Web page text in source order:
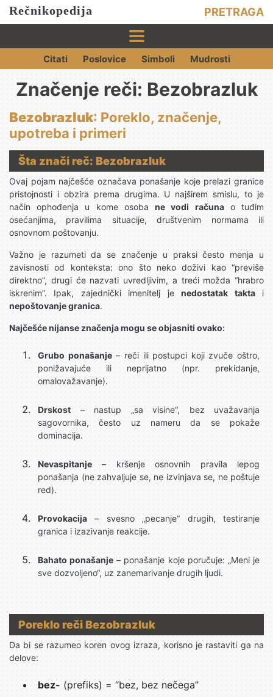
Rečnikopedija PRETRAGA
Citati Poslovice Simboli Mudrosti
Značenje reči: Bezobrazluk
Bezobrazluk: Poreklo, značenje,
upotreba i primeri
Šta znači reč: Bezobrazluk
Ovaj pojam najčešće označava ponašanje koje prelazi granice
pristojnosti i obzira prema drugima. U najširem smislu, to je
način ophođenja u kome osobane vodi računao tuđim
osećanjima, pravilima situacije, društvenim normama ili
osnovnom poštovanju.
Važno je razumeti da se značenje u praksi često menja u
zavisnosti od konteksta: ono što neko doživi kao “previše
direktno”, drugi će nazvati uvredljivim, a treći možda “hrabro
iskrenim”. Ipak, zajednički imenitelj jenedostatak taktai
nepoštovanje granica.
Najčešće nijanse značenja mogu se objasniti ovako:
Grubo ponašanje– reči ili postupci koji zvuče oštro,
ponižavajuće ili neprijatno (npr. prekidanje,
omalovažavanje).
Drskost– nastup „sa visine“, bez uvažavanja
sagovornika, često uz nameru da se pokaže
dominacija.
Nevaspitanje – kršenje osnovnih pravila lepog
ponašanja (ne zahvaljuje se, ne izvinjava se, ne poštuje
red).
Provokacija – svesno „pecanje“ drugih, testiranje
granica i izazivanje reakcije.
Bahato ponašanje– ponašanje koje poručuje: „Meni je
sve dozvoljeno“, uz zanemarivanje drugih ljudi.
Poreklo reči Bezobrazluk
Da bi se razumeo koren ovog izraza, korisno je rastaviti ga na
delove:
bez-(prefiks) = “bez, bez nečega”